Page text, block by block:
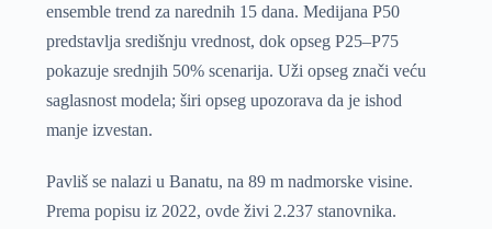
ensemble trend za narednih 15 dana. Medijana P50
predstavlja središnju vrednost, dok opseg P25–P75
pokazuje srednjih 50% scenarija. Uži opseg znači veću
saglasnost modela; širi opseg upozorava da je ishod
manje izvestan.
Pavliš se nalazi u Banatu, na 89 m nadmorske visine.
Prema popisu iz 2022, ovde živi 2.237 stanovnika.